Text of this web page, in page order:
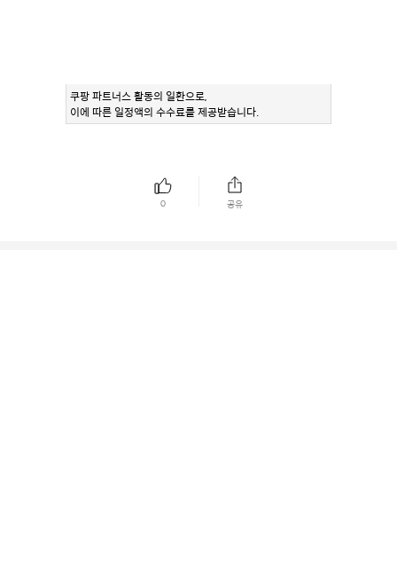
쿠팡 파트너스 활동의 일환으로,
이에 따른 일정액의 수수료를 제공받습니다.
0 공유